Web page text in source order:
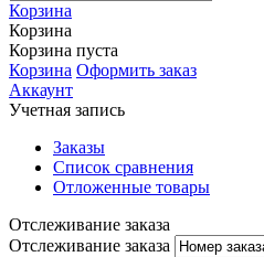
Корзина
Корзина
Корзина пуста
Корзина Оформить заказ
Аккаунт
Учетная запись
Заказы
Список сравнения
Отложенные товары
Отслеживание заказа
Отслеживание заказа